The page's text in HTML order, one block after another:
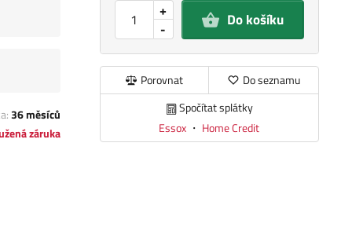
-
+ Do košíku
Porovnat
Do seznamu
Spočítat splátky
Essox ・ Home Credit
36 měsíců
záruka